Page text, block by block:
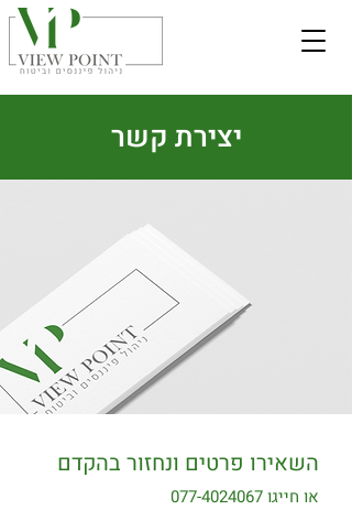
יצירת קשר
השאירו פרטים ונחזור בהקדם
או חייגו077-4024067